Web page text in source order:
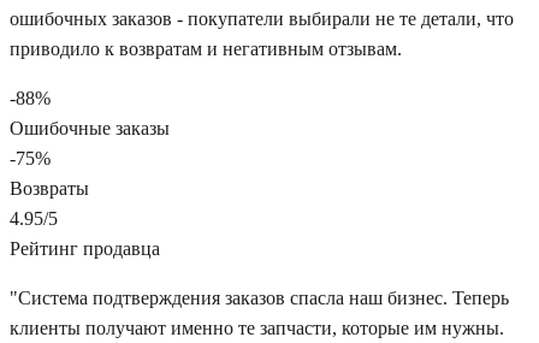
ошибочных заказов - покупатели выбирали не те детали, что
приводило к возвратам и негативным отзывам.
-88%
Ошибочные заказы
-75%
Возвраты
4.95/5
Рейтинг продавца
"Система подтверждения заказов спасла наш бизнес. Теперь
клиенты получают именно те запчасти, которые им нужны.